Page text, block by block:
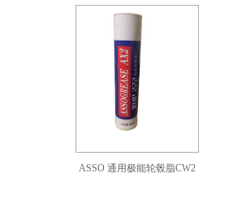
ASSO 通用极能轮毂脂CW2